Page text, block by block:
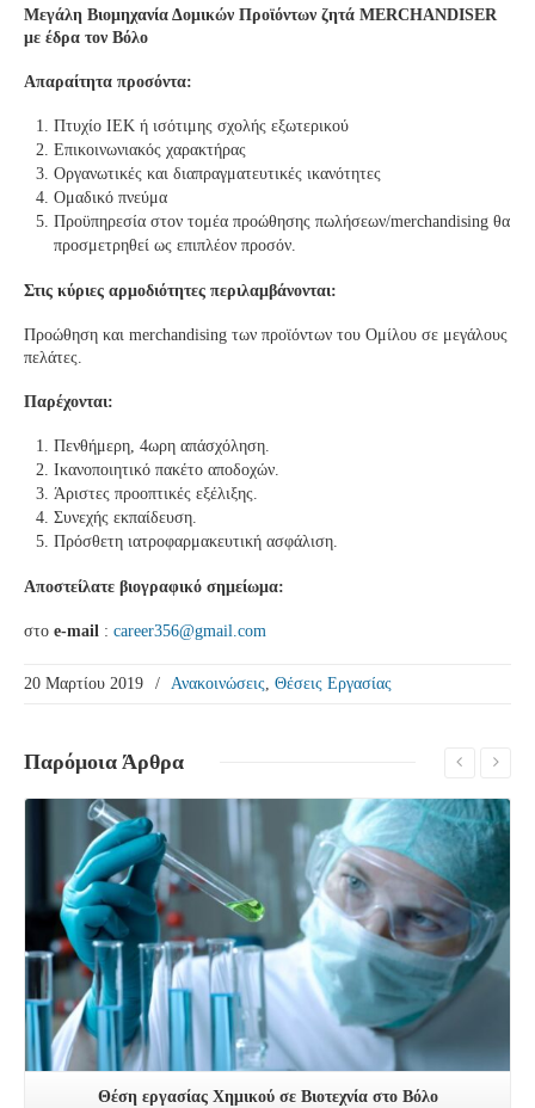
Μεγάλη Βιομηχανία Δομικών Προϊόντων ζητά MERCHANDISER
με έδρα τον Βόλο
Απαραίτητα προσόντα:
Πτυχίο ΙΕΚ ή ισότιμης σχολής εξωτερικού
Επικοινωνιακός χαρακτήρας
Οργανωτικές και διαπραγματευτικές ικανότητες
Ομαδικό πνεύμα
Προϋπηρεσία στον τομέα προώθησης πωλήσεων/merchandising θα
προσμετρηθεί ως επιπλέον προσόν.
Στις κύριες αρμοδιότητες περιλαμβάνονται:
Προώθηση και merchandising των προϊόντων του Ομίλου σε μεγάλους
πελάτες.
Παρέχονται:
Πενθήμερη, 4ωρη απάσχόληση.
Ικανοποιητικό πακέτο αποδοχών.
Άριστες προοπτικές εξέλιξης.
Συνεχής εκπαίδευση.
Πρόσθετη ιατροφαρμακευτική ασφάλιση.
Αποστείλατε βιογραφικό σημείωμα:
στο e-mail : career356@gmail.com
20 Μαρτίου 2019 / Ανακοινώσεις, Θέσεις Εργασίας
Παρόμοια Άρθρα
Δείτε Περισσότερα
Θέση εργασίας Χημικού σε Βιοτεχνία στο Βόλο